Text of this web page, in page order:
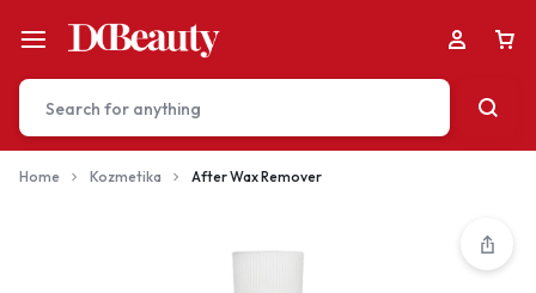
Your bag is empty
Home Kozmetika After Wax Remover